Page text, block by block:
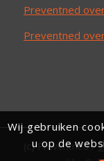
Preventned
Preventned
(c) Preventned /
Wij gebruiken
u op de